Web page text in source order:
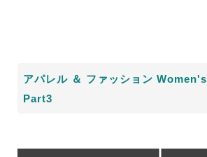
アパレル ＆ ファッション Women's
Part3